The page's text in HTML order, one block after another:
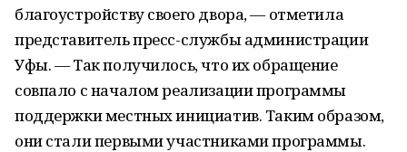
благоустройству своего двора, — отметила
представитель пресс-службы администрации
Уфы. — Так получилось, что их обращение
совпало с началом реализации программы
поддержки местных инициатив. Таким образом,
они стали первыми участниками программы.